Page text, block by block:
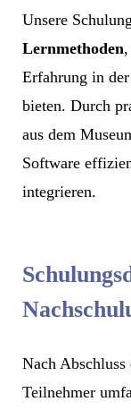
Unsere
Lernmethoden
Erfahrung in
bieten. Durch
aus dem
Software
integrieren.
Nach
Teilnehmer